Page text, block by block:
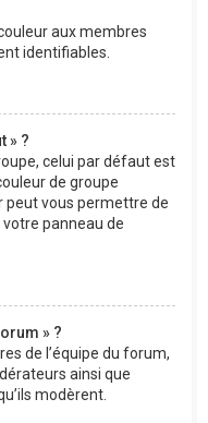
aux membres
identifiables.
» ?
celui par défaut est
de groupe
peut vous permettre de
panneau de
» ?
de l’équipe du forum,
ainsi que
modèrent.